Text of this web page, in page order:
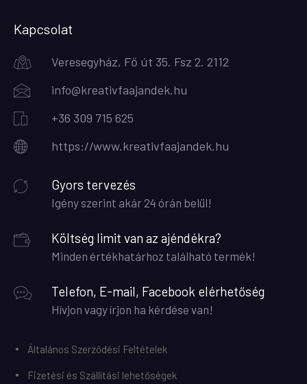
Kapcsolat
Veresegyház, Fő út 35. Fsz 2. 2112
info@kreativfaajandek.hu
+36 309 715 625
https://www.kreativfaajandek.hu
Gyors tervezés
Igény szerint akár 24 órán belül!
Költség limit van az ajéndékra?
Minden értékhatárhoz található termék!
Telefon, E-mail, Facebook elérhetőség
Hívjon vagy írjon ha kérdése van!
Általános Szerződési Feltételek
Fizetési és Szállítási lehetőségek